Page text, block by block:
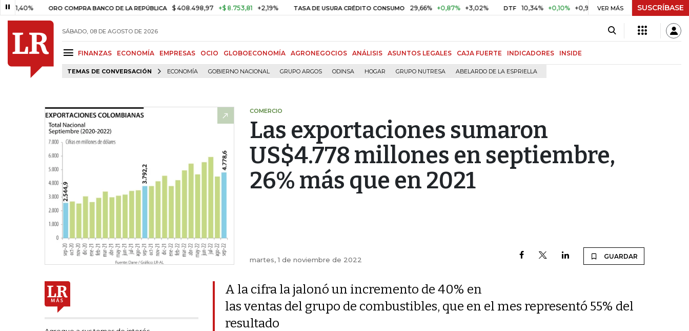
ORO COMPRA BANCO DE LA REPÚBLICA $ 408.498,97 +$ 8.753,81 +2,19% TASA DE USURA CRÉDITO CONSUMO 29,66% +0,87% +3,02% DTF 10,34% +0,10% +0,98% UVR $ 416,96 +$ 0,05 +0,01%
VER MÁS SUSCRÍBASE
SÁBADO, 08 DE AGOSTO DE 2026
FINANZAS ECONOMÍA EMPRESAS OCIO GLOBOECONOMÍA AGRONEGOCIOS ANÁLISIS ASUNTOS LEGALES CAJA FUERTE INDICADORES INSIDE
TEMAS DE CONVERSACIÓN ECONOMÍA GOBIERNO NACIONAL GRUPO ARGOS ODINSA HOGAR GRUPO NUTRESA ABELARDO DE LA ESPRIELLA
COMERCIO
Las exportaciones sumaron
US$4.778 millones en septiembre,
26% más que en 2021
martes, 1 de noviembre de 2022 GUARDAR
A la cifra la jalonó un incremento de 40% en
las ventas del grupo de combustibles, que en el mes representó 55% del
resultado